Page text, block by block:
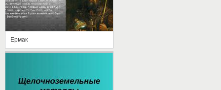
Ермак